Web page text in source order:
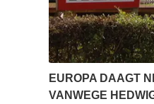
EUROPA DAAGT
VANWEGE